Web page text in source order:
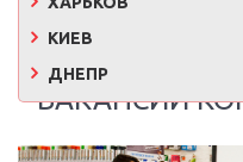
КИЕВ
ДНЕПР
ВАКАНСИИ